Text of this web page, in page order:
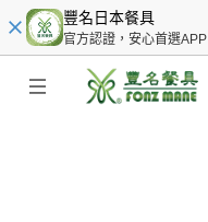
豐名日本餐具
官方認證，安心首選APP